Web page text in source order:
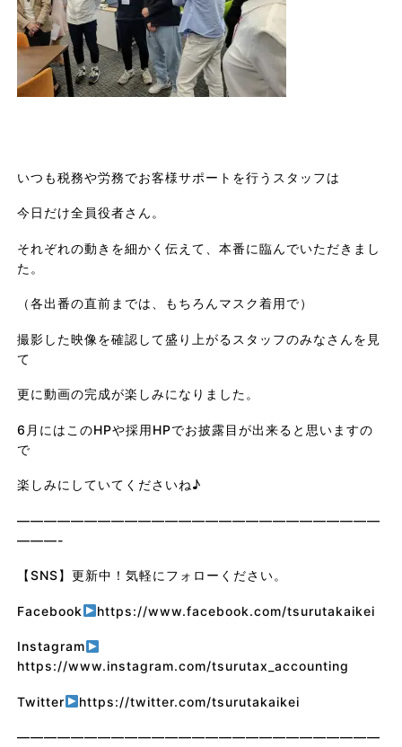
いつも税務や労務でお客様サポートを行うスタッフは
今日だけ全員役者さん。
それぞれの動きを細かく伝えて、本番に臨んでいただきまし
た。
（各出番の直前までは、もちろんマスク着用で）
撮影した映像を確認して盛り上がるスタッフのみなさんを見
て
更に動画の完成が楽しみになりました。
6月にはこのHPや採用HPでお披露目が出来ると思いますの
で
楽しみにしていてくださいね♪
———————————————————————————
———-
【SNS】更新中！気軽にフォローください。
Facebook https://www.facebook.com/tsurutakaikei
Instagram
https://www.instagram.com/tsurutax_accounting
Twitter https://twitter.com/tsurutakaikei
———————————————————————————